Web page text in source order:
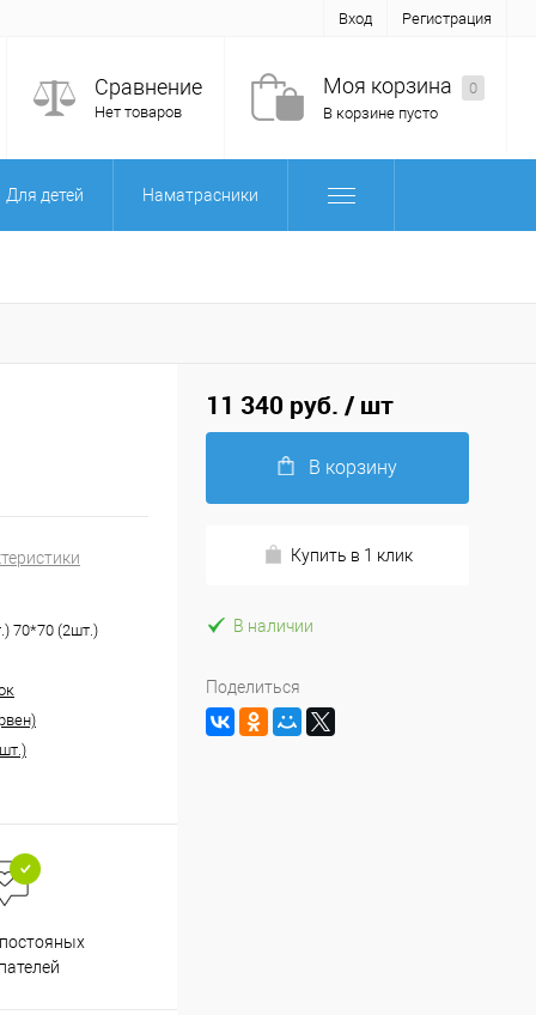
Вход Регистрация
Сравнение
Нет товаров
Моя корзина
0
В корзине пусто
Для детей Наматрасники
70*70 (2шт.)
11 340 руб. / шт
В корзину
Купить в 1 клик
В наличии
Поделиться